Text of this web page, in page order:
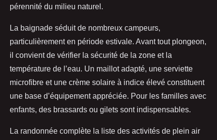
pérennité du milieu naturel.
La baignade séduit de nombreux campeurs,
particulièrement en période estivale. Avant tout plongeon,
il convient de vérifier la sécurité de la zone et la
température de l’eau. Un maillot adapté, une serviette
microfibre et une crème solaire à indice élevé constituent
une base d’équipement appréciée. Pour les familles avec
enfants, des brassards ou gilets sont indispensables.
La randonnée complète la liste des activités de plein air